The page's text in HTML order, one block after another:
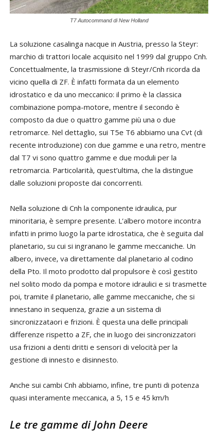
T7 Autocommand di New Holland
La soluzione casalinga nacque in Austria, presso la Steyr:
marchio di trattori locale acquisito nel 1999 dal gruppo Cnh.
Concettualmente, la trasmissione di Steyr/Cnh ricorda da
vicino quella di ZF. È infatti formata da un elemento
idrostatico e da uno meccanico: il primo è la classica
combinazione pompa-motore, mentre il secondo è
composto da due o quattro gamme più una o due
retromarce. Nel dettaglio, sui T5e T6 abbiamo una Cvt (di
recente introduzione) con due gamme e una retro, mentre
dal T7 vi sono quattro gamme e due moduli per la
retromarcia. Particolarità, quest’ultima, che la distingue
dalle soluzioni proposte dai concorrenti.
Nella soluzione di Cnh la componente idraulica, pur
minoritaria, è sempre presente. L’albero motore incontra
infatti in primo luogo la parte idrostatica, che è seguita dal
planetario, su cui si ingranano le gamme meccaniche. Un
albero, invece, va direttamente dal planetario al codino
della Pto. Il moto prodotto dal propulsore è così gestito
nel solito modo da pompa e motore idraulici e si trasmette
poi, tramite il planetario, alle gamme meccaniche, che si
innestano in sequenza, grazie a un sistema di
sincronizzataori e frizioni. È questa una delle principali
differenze rispetto a ZF, che in luogo dei sincronizzatori
usa frizioni a denti dritti e sensori di velocità per la
gestione di innesto e disinnesto.
Anche sui cambi Cnh abbiamo, infine, tre punti di potenza
quasi interamente meccanica, a 5, 15 e 45 km/h
Le tre gamme di John Deere